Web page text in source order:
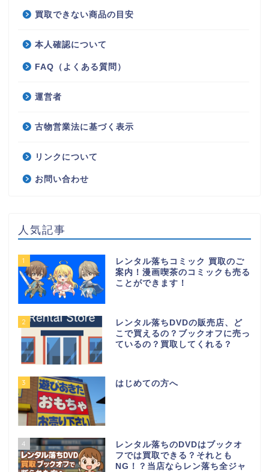
買取できない商品の目安
本人確認について
FAQ（よくある質問）
運営者
古物営業法に基づく表示
リンクについて
お問い合わせ
人気記事
1
レンタル落ちコミック 買取のご
案内！漫画喫茶のコミックも売る
ことができます！
2
レンタル落ちDVDの販売店、ど
こで買えるの？ブックオフに売っ
ているの？買取してくれる？
3 はじめての方へ
4
レンタル落ちのDVDはブックオ
フでは買取できる？それとも
NG！？当店ならレン落ち全ジャ